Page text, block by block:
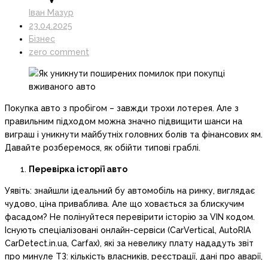
Іван Мазур
23.04.2025
Бізнес
zero comment
Покупка авто з пробігом – завжди трохи лотерея. Але з
правильним підходом можна значно підвищити шанси на
виграш і уникнути майбутніх головних болів та фінансових ям.
Давайте розберемося, як обійти типові граблі.
Перевірка історії авто
Уявіть: знайшли ідеальний бу автомобіль на ринку, виглядає
чудово, ціна приваблива. Але що ховається за блискучим
фасадом? Не полінуйтеся перевірити історію за VIN кодом.
Існують спеціалізовані онлайн-сервіси (CarVertical, AutoRIA
CarDetect.in.ua, Carfax), які за невелику плату нададуть звіт
про минуле ТЗ: кількість власників, реєстрації, дані про аварії,